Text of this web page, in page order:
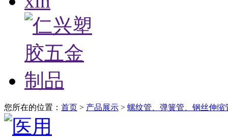
您所在的位置： 首页 > 产品展示 > 螺纹管、弹簧管、钢丝伸缩